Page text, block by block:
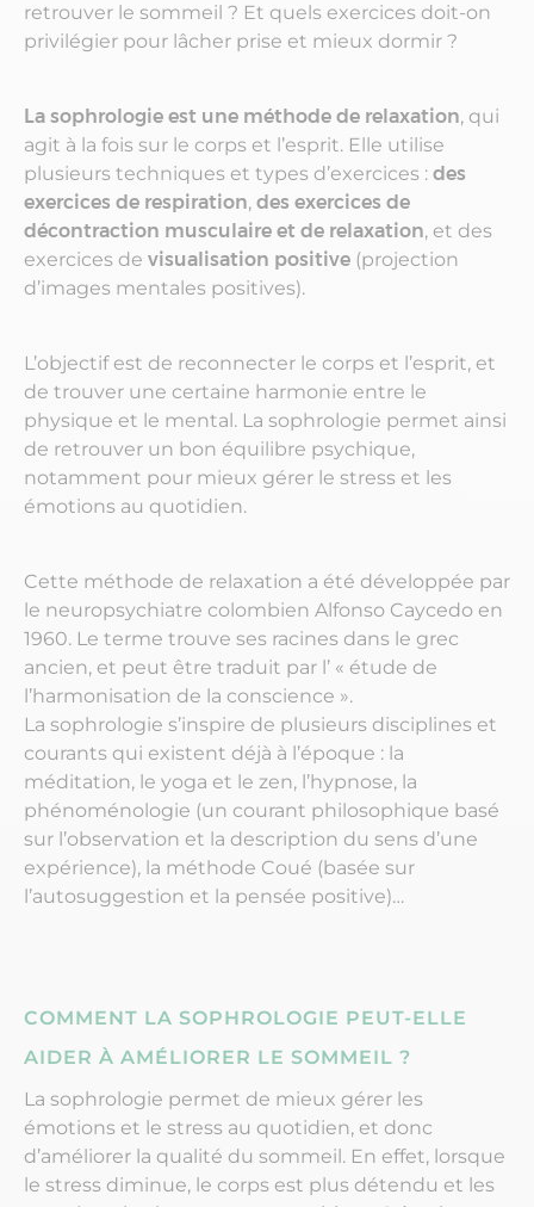
retrouver le sommeil ? Et quels exercices doit-on
privilégier pour lâcher prise et mieux dormir ?
La sophrologie est une méthode de relaxation, qui
agit à la fois sur le corps et l’esprit. Elle utilise
plusieurs techniques et types d’exercices : des
exercices de respiration, des exercices de
décontraction musculaire et de relaxation, et des
exercices de visualisation positive (projection
d’images mentales positives).
L’objectif est de reconnecter le corps et l’esprit, et
de trouver une certaine harmonie entre le
physique et le mental. La sophrologie permet ainsi
de retrouver un bon équilibre psychique,
notamment pour mieux gérer le stress et les
émotions au quotidien.
Cette méthode de relaxation a été développée par
le neuropsychiatre colombien Alfonso Caycedo en
1960. Le terme trouve ses racines dans le grec
ancien, et peut être traduit par l’ « étude de
l’harmonisation de la conscience ».
La sophrologie s’inspire de plusieurs disciplines et
courants qui existent déjà à l’époque : la
méditation, le yoga et le zen, l’hypnose, la
phénoménologie (un courant philosophique basé
sur l’observation et la description du sens d’une
expérience), la méthode Coué (basée sur
l’autosuggestion et la pensée positive)…
COMMENT LA SOPHROLOGIE PEUT-ELLE
AIDER À AMÉLIORER LE SOMMEIL ?
La sophrologie permet de mieux gérer les
émotions et le stress au quotidien, et donc
d’améliorer la qualité du sommeil. En effet, lorsque
le stress diminue, le corps est plus détendu et les